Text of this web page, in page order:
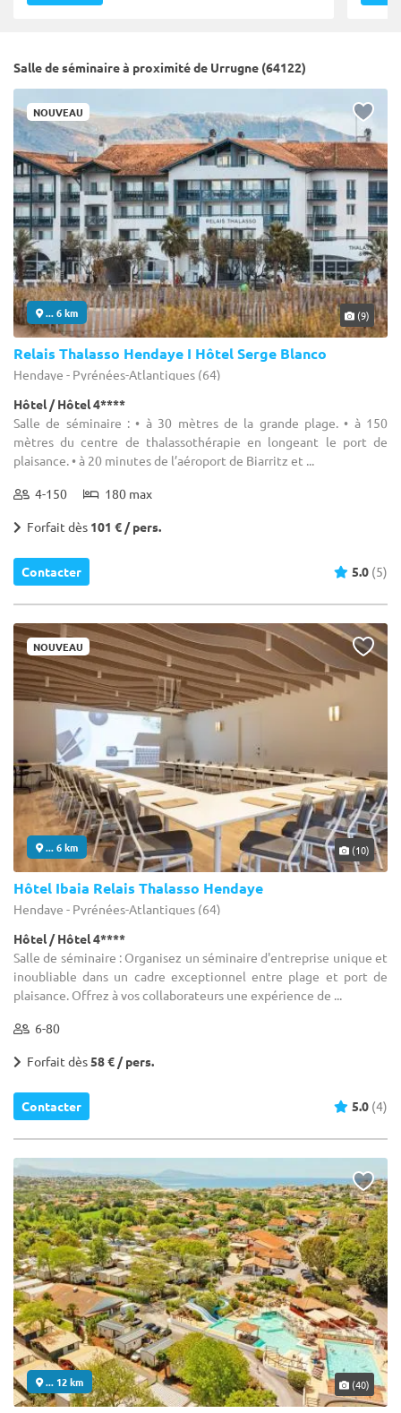
Salle de séminaire à proximité de Urrugne (64122)
NOUVEAU
... 6 km (9)
Relais Thalasso Hendaye I Hôtel Serge Blanco
Hendaye - Pyrénées-Atlantiques (64)
Hôtel / Hôtel 4****
Salle de séminaire : • à 30 mètres de la grande plage. • à 150
mètres du centre de thalassothérapie en longeant le port de
plaisance. • à 20 minutes de l’aéroport de Biarritz et ...
4-150 180 max
Forfait dès 101 € / pers.
Contacter 5.0 (5)
NOUVEAU
... 6 km (10)
Hôtel Ibaia Relais Thalasso Hendaye
Hendaye - Pyrénées-Atlantiques (64)
Hôtel / Hôtel 4****
Salle de séminaire : Organisez un séminaire d'entreprise unique et
inoubliable dans un cadre exceptionnel entre plage et port de
plaisance. Offrez à vos collaborateurs une expérience de ...
6-80
Forfait dès58 € / pers.
Contacter 5.0 (4)
... 12 km (40)